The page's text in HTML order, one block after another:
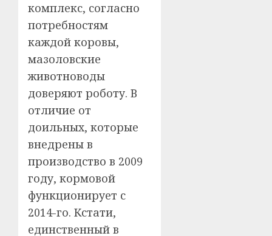
комплекс, согласно
потребностям
каждой коровы,
мазоловские
животноводы
доверяют роботу. В
отличие от
доильных, которые
внедрены в
производство в 2009
году, кормовой
функционирует с
2014-го. Кстати,
единственный в